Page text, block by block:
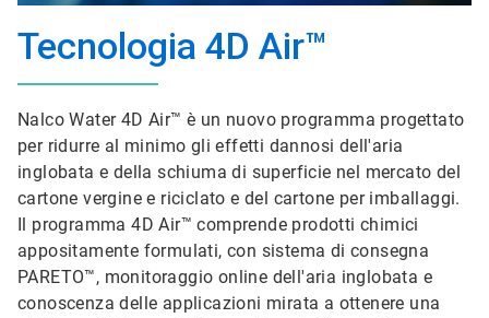
Tecnologia 4D Air™
Nalco Water 4D Air™ è un nuovo programma progettato
per ridurre al minimo gli effetti dannosi dell'aria
inglobata e della schiuma di superficie nel mercato del
cartone vergine e riciclato e del cartone per imballaggi.
Il programma 4D Air™ comprende prodotti chimici
appositamente formulati, con sistema di consegna
PARETO™, monitoraggio online dell'aria inglobata e
conoscenza delle applicazioni mirata a ottenere una